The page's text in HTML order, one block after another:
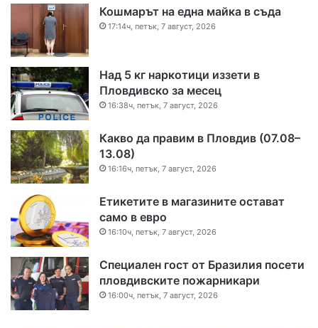
Кошмарът на една майка в съда
17:14ч, петък, 7 август, 2026
Над 5 кг наркотици иззети в
Пловдивско за месец
16:38ч, петък, 7 август, 2026
Какво да правим в Пловдив (07.08–
13.08)
16:16ч, петък, 7 август, 2026
Етикетите в магазините остават
само в евро
16:10ч, петък, 7 август, 2026
Специален гост от Бразилия посети
пловдивските пожарникари
16:00ч, петък, 7 август, 2026